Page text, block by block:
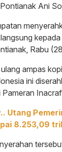
Ani
Rabu
ampas
ini
Utang
8.253,09